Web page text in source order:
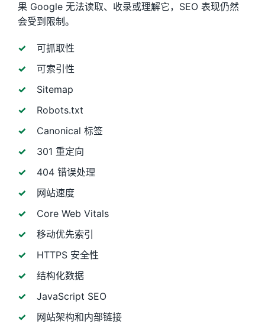
果 Google 无法读取、收录或理解它，SEO 表现仍然
会受到限制。
可抓取性
可索引性
Sitemap
Robots.txt
Canonical 标签
301 重定向
404 错误处理
网站速度
Core Web Vitals
移动优先索引
HTTPS 安全性
结构化数据
JavaScript SEO
网站架构和内部链接